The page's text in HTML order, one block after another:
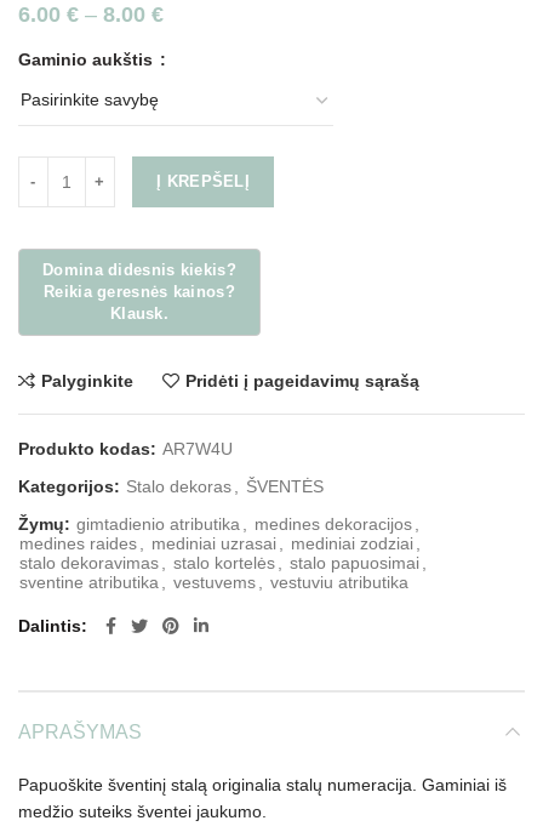
6.00 € – 8.00 €
Gaminio aukštis
Į KREPŠELĮ
Palyginkite Pridėti į pageidavimų sąrašą
Produkto kodas: AR7W4U
Kategorijos: Stalo dekoras
ŠVENTĖS
Žymų: gimtadienio atributika medines dekoracijos
medines raides
mediniai uzrasai mediniai zodziai
stalo dekoravimas
stalo kortelės stalo papuosimai
sventine atributika
vestuvems vestuviu atributika
Dalintis
APRAŠYMAS
Papuoškite šventinį stalą originalia stalų numeracija. Gaminiai iš
medžio suteiks šventei jaukumo.